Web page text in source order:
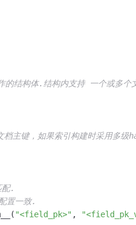
结构体.结构内支持 一个或多个
主键，如果索引构建时采用多级
.
置一致.
"<field_pk>" ,